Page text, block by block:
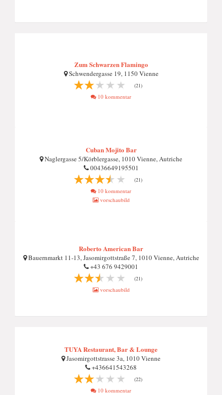
Zum Schwarzen Flamingo
Schwendergasse 19, 1150 Vienne
(21)
10 kommentar
Cuban Mojito Bar
Naglergasse 5/Körblergasse, 1010 Vienne, Autriche
00436649195501
(21)
10 kommentar
vorschaubild
Roberto American Bar
Bauernmarkt 11-13, Jasomirgottstraße 7, 1010 Vienne, Autriche
+43 676 9429001
(21)
vorschaubild
TUYA Restaurant, Bar & Lounge
Jasomirgottstrasse 3a, 1010 Vienne
+436641543268
(22)
10 kommentar